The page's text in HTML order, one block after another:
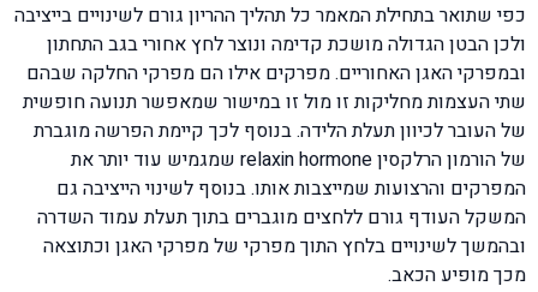
כפי שתואר בתחילת המאמר כל תהליך ההריון גורם לשינויים בייציבה
ולכן הבטן הגדולה מושכת קדימה ונוצר לחץ אחורי בגב התחתון
ובמפרקי האגן האחוריים. מפרקים אילו הם מפרקי החלקה שבהם
שתי העצמות מחליקות זו מול זו במישור שמאפשר תנועה חופשית
של העובר לכיוון תעלת הלידה. בנוסף לכך קיימת הפרשה מוגברת
של הורמון הרלקסין relaxin hormone שמגמיש עוד יותר את
המפרקים והרצועות שמייצבות אותו. בנוסף לשינוי הייציבה גם
המשקל העודף גורם ללחצים מוגברים בתוך תעלת עמוד השדרה
ובהמשך לשינויים בלחץ התוך מפרקי של מפרקי האגן וכתוצאה
מכך מופיע הכאב.